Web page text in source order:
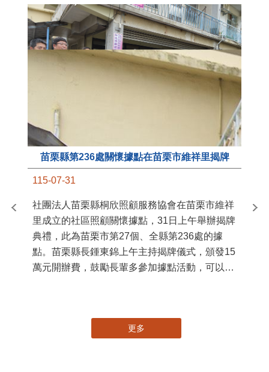
苗栗縣第236處關懷據點在苗栗市維祥里揭牌
115-07-31
社團法人苗栗縣桐欣照顧服務協會在苗栗市維祥
里成立的社區照顧關懷據點，31日上午舉辦揭牌
典禮，此為苗栗市第27個、全縣第236處的據
點。苗栗縣長鍾東錦上午主持揭牌儀式，頒發15
萬元開辦費，鼓勵長輩多參加據點活動，可以更
更多